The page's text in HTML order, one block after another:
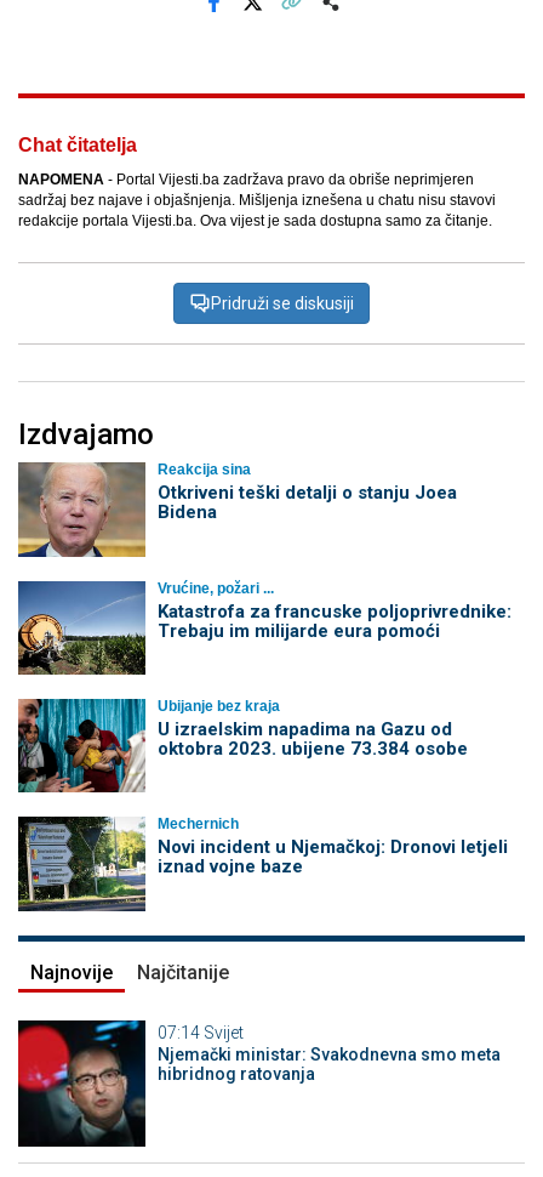
Chat čitatelja
NAPOMENA - Portal Vijesti.ba zadržava pravo da obriše neprimjeren
sadržaj bez najave i objašnjenja. Mišljenja iznešena u chatu nisu stavovi
redakcije portala Vijesti.ba. Ova vijest je sada dostupna samo za čitanje.
Pridruži se diskusiji
Izdvajamo
Reakcija sina
Otkriveni teški detalji o stanju Joea
Bidena
Vrućine, požari ...
Katastrofa za francuske poljoprivrednike:
Trebaju im milijarde eura pomoći
Ubijanje bez kraja
U izraelskim napadima na Gazu od
oktobra 2023. ubijene 73.384 osobe
Mechernich
Novi incident u Njemačkoj: Dronovi letjeli
iznad vojne baze
Najnovije Najčitanije
07:14 Svijet
Njemački ministar: Svakodnevna smo meta
hibridnog ratovanja